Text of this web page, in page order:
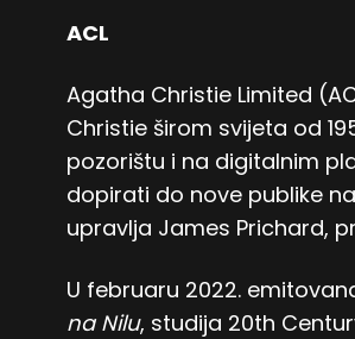
ACL
Agatha Christie Limited
Christie širom svijeta od
pozorištu i na digitalnim
dopirati do nove publike
upravlja James Prichard,
U februaru 2022.
na Nilu, studija 20th